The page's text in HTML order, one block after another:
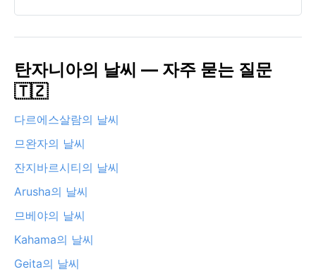
탄자니아의 날씨 — 자주 묻는 질문
🇹🇿
다르에스살람의 날씨
므완자의 날씨
잔지바르시티의 날씨
Arusha의 날씨
므베야의 날씨
Kahama의 날씨
Geita의 날씨